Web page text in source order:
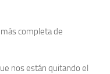
completa de
nos están quitando el